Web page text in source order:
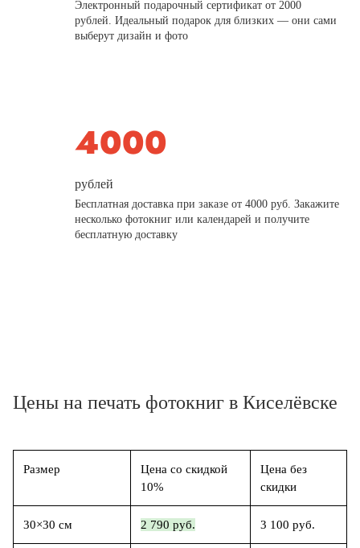
Электронный подарочный сертификат от 2000
рублей. Идеальный подарок для близких — они сами
выберут дизайн и фото
рублей
Бесплатная доставка при заказе от 4000 руб. Закажите
несколько фотокниг или календарей и получите
бесплатную доставку
Цены на печать фотокниг в Киселёвске
Размер
Цена со скидкой
10%
Цена без
скидки
30×30 см 2 790 руб. 3 100 руб.